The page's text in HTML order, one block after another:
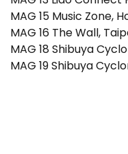
MAG 15 Music Zone,
MAG 16 The Wall,
MAG 18 Shibuya
MAG 19 Shibuya